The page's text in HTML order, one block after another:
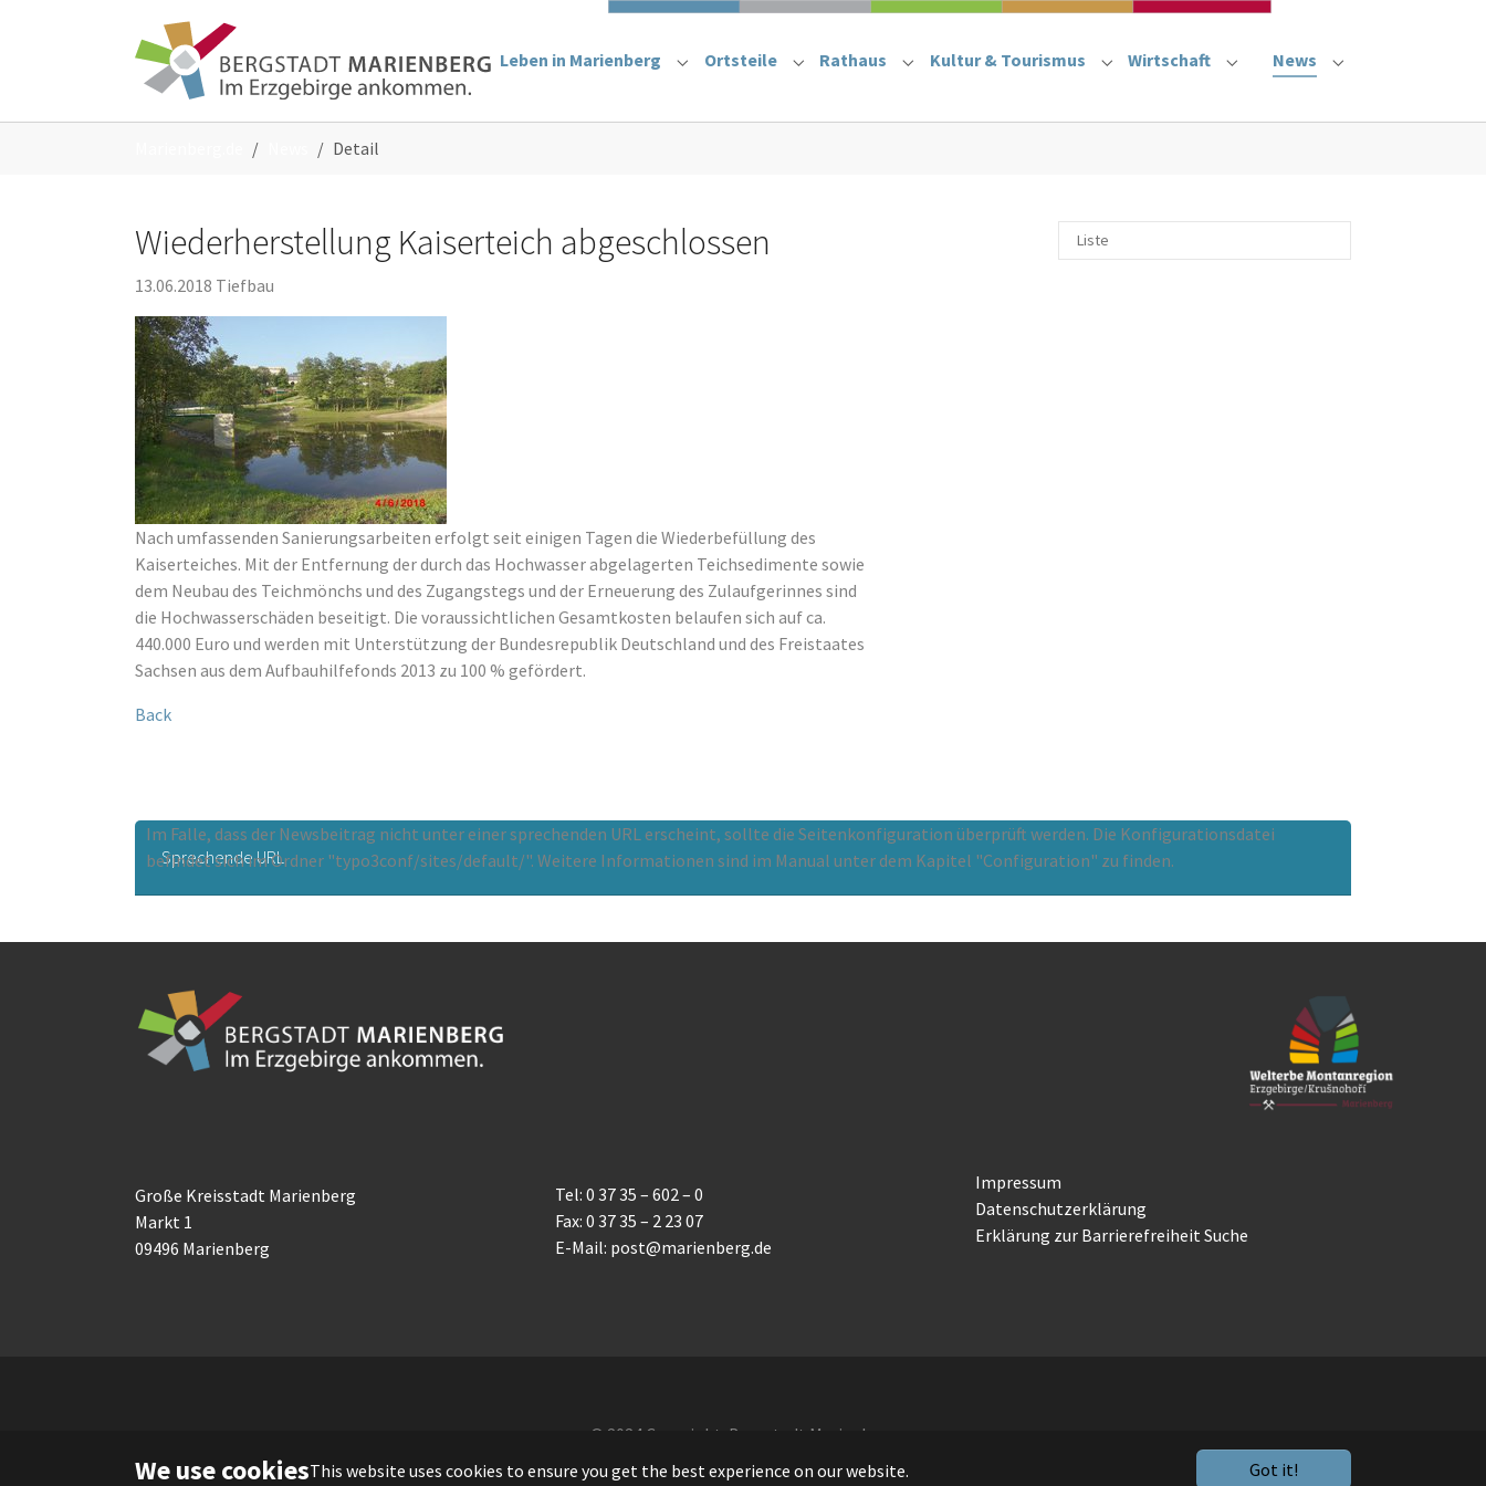
We use cookiesThis website uses cookies to ensure you get the best experience on our website. Got it!
Leben in Marienberg Submenu for "Leben in Marienberg"
Ortsteile Submenu for "Ortsteile"
Rathaus Submenu for "Rathaus"
Kultur & Tourismus Submenu for "Kultur & Tourismus"
Wirtschaft Submenu for "Wirtschaft"
News Submenu for
Detail
Wiederherstellung Kaiserteich abgeschlossen
13.06.2018 Tiefbau
Nach umfassenden Sanierungsarbeiten erfolgt seit einigen Tagen die Wiederbefüllung des
Kaiserteiches. Mit der Entfernung der durch das Hochwasser abgelagerten Teichsedimente sowie
dem Neubau des Teichmönchs und des Zugangstegs und der Erneuerung des Zulaufgerinnes sind
die Hochwasserschäden beseitigt. Die voraussichtlichen Gesamtkosten belaufen sich auf ca.
440.000 Euro und werden mit Unterstützung der Bundesrepublik Deutschland und des Freistaates
Sachsen aus dem Aufbauhilfefonds 2013 zu 100 % gefördert.
Back
Liste
Sprechende URL
Im Falle, dass der Newsbeitrag nicht unter einer sprechenden URL erscheint, sollte die Seitenkonfiguration überprüft werden. Die Konfigurationsdatei
befindet sich im Ordner "typo3conf/sites/default/". Weitere Informationen sind im Manual unter dem Kapitel "Configuration" zu finden.
Große Kreisstadt Marienberg
Markt 1
09496 Marienberg
Tel: 0 37 35 – 602 – 0
Fax: 0 37 35 – 2 23 07
E-Mail: post@marienberg.de
Impressum
Datenschutzerklärung
Erklärung zur Barrierefreiheit Suche
© 2024 Copyright: Bergstadt Marienberg